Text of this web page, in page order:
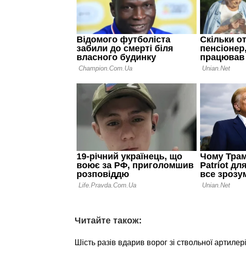
Читайте також:
Шість разів вдарив ворог зі ствольної